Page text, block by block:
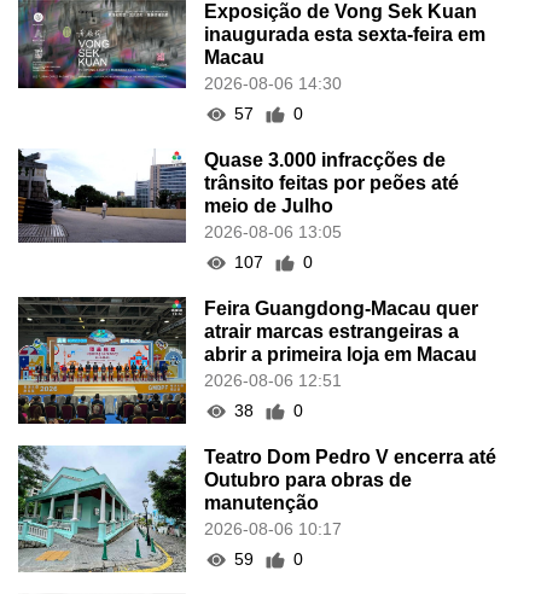
Exposição de Vong Sek Kuan
inaugurada esta sexta-feira em
Macau
2026-08-06 14:30
57
0
Quase 3.000 infracções de
trânsito feitas por peões até
meio de Julho
2026-08-06 13:05
107
0
Feira Guangdong-Macau quer
atrair marcas estrangeiras a
abrir a primeira loja em Macau
2026-08-06 12:51
38
0
Teatro Dom Pedro V encerra até
Outubro para obras de
manutenção
2026-08-06 10:17
59
0